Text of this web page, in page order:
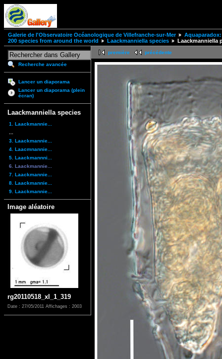
Galerie de l'Observatoire Océanologique de Villefranche-sur-Mer
200 species from around the world
Laackmanniella species Laackmanniella
Recherche avancée
Lancer un diaporama
Lancer un diaporama (plein
écran)
Laackmanniella species
1. Laackmannie...
3. Laackmannie...
4. Laacmnannie...
5. Laackmannni...
6. Laackmannie...
7. Laackmannie...
8. Laackmannie...
9. Laackmannie...
Image aléatoire
rg20110518_xl_1_319
Date : 27/05/2011 Affichages : 2003
première précédente